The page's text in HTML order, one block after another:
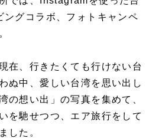
ングコラボ、フォトキャンペ
在、行きたくても行けない台
ぬ中、愛しい台湾を思い出し
の想い出」の写真を集めて、
を馳せつつ、エア旅行をして
した。